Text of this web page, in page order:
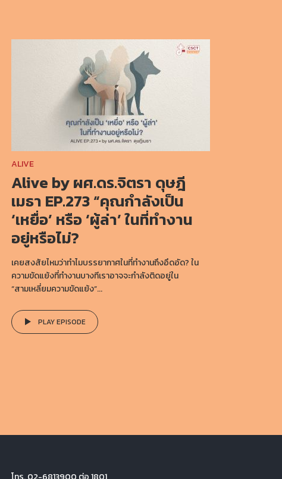
ALIVE
Alive by ผศ.ดร.จิตรา ดุษฎี
เมธา EP.273 “คุณกำลังเป็น
‘เหยื่อ’ หรือ ‘ผู้ล่า’ ในที่ทำงาน
อยู่หรือไม่?
เคยสงสัยไหมว่าทำไมบรรยากาศในที่ทำงานถึงอึดอัด? ใน
ความขัดแย้งที่ทำงานบางทีเราอาจจะกำลังติดอยู่ใน
“สามเหลี่ยมความขัดแย้ง”...
PLAY EPISODE